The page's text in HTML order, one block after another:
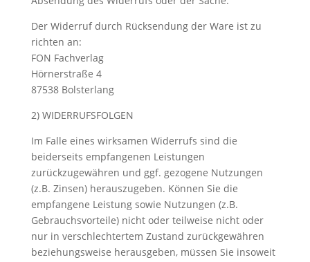
Der Widerruf durch Rücksendung der Ware ist zu
richten an:
FON Fachverlag
Hörnerstraße 4
87538 Bolsterlang
2) WIDERRUFSFOLGEN
Im Falle eines wirksamen Widerrufs sind die
beiderseits empfangenen Leistungen
zurückzugewähren und ggf. gezogene Nutzungen
(z.B. Zinsen) herauszugeben. Können Sie die
empfangene Leistung sowie Nutzungen (z.B.
Gebrauchsvorteile) nicht oder teilweise nicht oder
nur in verschlechtertem Zustand zurückgewähren
beziehungsweise herausgeben, müssen Sie insoweit